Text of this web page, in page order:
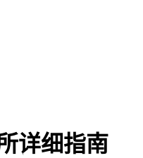
详细指南